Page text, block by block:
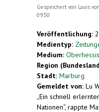
Gespeichert von Louis
09:50
Veröffentlichung:
Medientyp:
Medium:
Region
Stadt: Marburg
Gemeldet von: Lu
„Ein schnell
Nationen“, rappte